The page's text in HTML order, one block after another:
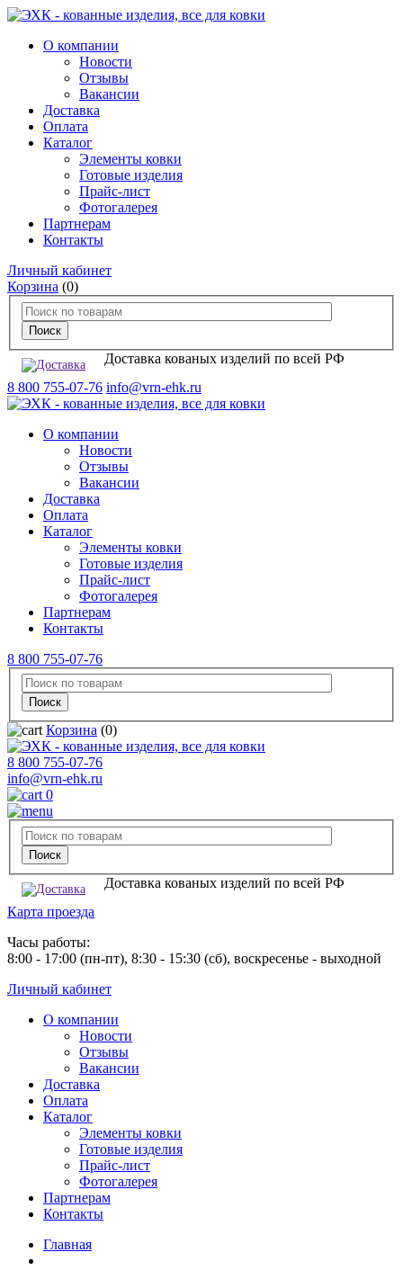
О компании
Новости
Отзывы
Вакансии
Доставка
Оплата
Каталог
Элементы ковки
Готовые изделия
Прайс-лист
Фотогалерея
Партнерам
Контакты
Личный кабинет
Корзина (0)
Доставка кованых изделий по всей РФ
8 800 755-07-76 info@vrn-ehk.ru
О компании
Новости
Отзывы
Вакансии
Доставка
Оплата
Каталог
Элементы ковки
Готовые изделия
Прайс-лист
Фотогалерея
Партнерам
Контакты
8 800 755-07-76
Корзина (0)
8 800 755-07-76
info@vrn-ehk.ru
0
Доставка кованых изделий по всей РФ
Карта проезда
Часы работы:
8:00 - 17:00 (пн-пт), 8:30 - 15:30 (сб), воскресенье - выходной
Личный кабинет
О компании
Новости
Отзывы
Вакансии
Доставка
Оплата
Каталог
Элементы ковки
Готовые изделия
Прайс-лист
Фотогалерея
Партнерам
Контакты
Главная